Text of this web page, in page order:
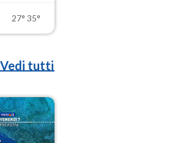
27° 35°
Vedi tutti